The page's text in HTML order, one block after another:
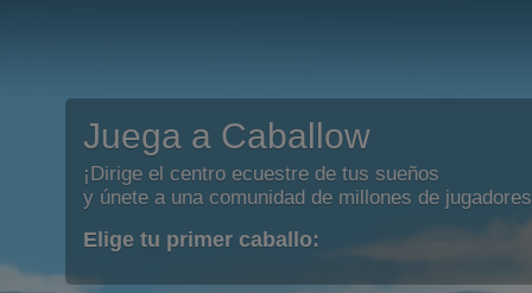
Juega a Caballow
¡Dirige el centro ecuestre de tus sueños
y únete a una comunidad de millones de
Elige tu primer caballo: